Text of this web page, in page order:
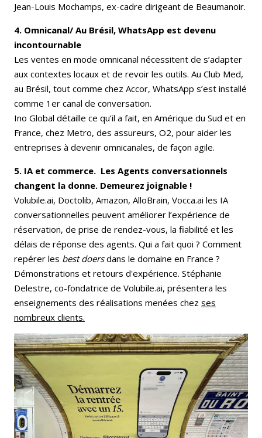
Jean-Louis Mochamps, ex-cadre dirigeant de Beaumanoir.
4. Omnicanal/ Au Brésil, WhatsApp est devenu
incontournable
Les ventes en mode omnicanal nécessitent de s’adapter
aux contextes locaux et de revoir les outils. Au Club Med,
au Brésil, tout comme chez Accor, WhatsApp s’est installé
comme 1er canal de conversation.
Ino Global détaille ce qu’il a fait, en Amérique du Sud et en
France, chez Metro, des assureurs, O2, pour aider les
entreprises à devenir omnicanales, de façon agile.
5. IA et commerce. Les Agents conversationnels
changent la donne. Demeurez joignable !
Volubile.ai, Doctolib, Amazon, AlloBrain, Vocca.ai les IA
conversationnelles peuvent améliorer l’expérience de
réservation, de prise de rendez-vous, la fiabilité et les
délais de réponse des agents. Qui a fait quoi ? Comment
repérer les best doersdans le domaine en France ?
Démonstrations et retours d'expérience. Stéphanie
Delestre, co-fondatrice de Volubile.ai, présentera les
enseignements des réalisations menées chez ses
nombreux clients.